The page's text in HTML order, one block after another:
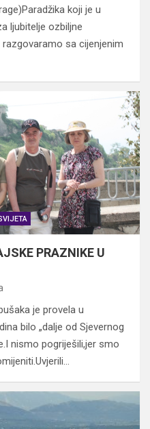
koji je u
ljubitelje ozbiljne
sa cijenjenim
PRAZNIKE U
je provela u
bilo „dalje od Sjevernog
nismo pogriješili,jer smo